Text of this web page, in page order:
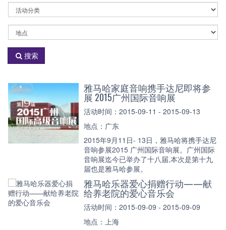
活
动
分
地
点
搜索
雅马哈家庭音响携手达尼即将参
展 2015广州国际音响展
活动时间：2015-09-11 - 2015-09-13
地点：广东
2015年9月11日- 13日，雅马哈将携手达尼
音响参展2015 广州国际音响展。广州国际
音响展迄今已举办了十八届,本次是第十九
届也是雅马哈参展。
雅马哈乐器爱心捐赠行动——献
给养老院的爱心音乐会
活动时间：2015-09-09 - 2015-09-09
地点：上海